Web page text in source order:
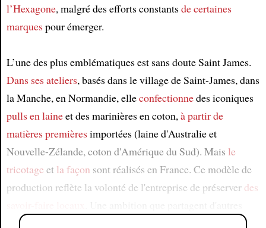
l’Hexagone, malgré des efforts constantsde certaines
marquespour émerger.
L’une des plus emblématiques est sans doute Saint James.
Dans ses ateliers, basés dans le village de Saint-James, dans
la Manche, en Normandie, elleconfectionnedes iconiques
pulls en laineet des marinières en coton,à partir de
matières premièresimportées (laine d'Australie et
Nouvelle-Zélande, coton d'Amérique du Sud). Mais le
tricotage et la façon sont réalisés en France. Ce modèle de
production reflète la volonté de l'entreprise de préserver des